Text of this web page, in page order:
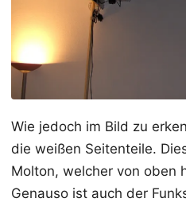
Wie jedoch im Bild zu
die weißen Seitenteile.
Molton, welcher von oben
Genauso ist auch der